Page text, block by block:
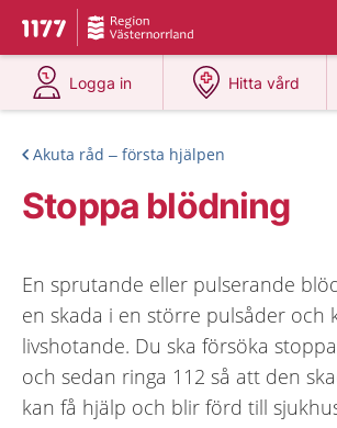
Till startsidan för 1177
Du har valt region
Logga in
på 1177.se
Hitta vård
på 1177.se
Akuta råd – första hjälpen
Stoppa blödning
En sprutande eller pulserande
en skada i en större pulsåder och
livshotande. Du ska försöka
och sedan ringa 112 så att den
kan få hjälp och blir förd till